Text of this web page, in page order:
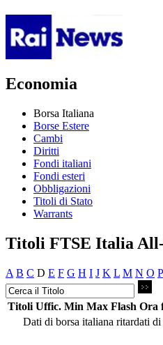
Economia
Borsa Italiana
Borse Estere
Cambi
Diritti
Fondi italiani
Fondi esteri
Obbligazioni
Titoli di Stato
Warrants
Titoli FTSE Italia
A B C D E F G H I J K L M N O P
Titoli Uffic. Min Max Flash Ora
Dati di borsa italiana ritardati